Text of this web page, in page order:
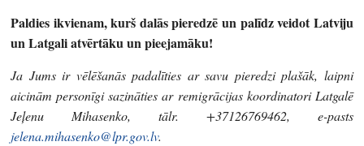
Paldies ikvienam, kurš dalās pieredzē un palīdz veidot Latviju
un Latgali atvērtāku un pieejamāku!
Ja Jums ir vēlēšanās padalīties ar savu pieredzi plašāk, laipni
aicinām personīgi sazināties ar remigrācijas koordinatori Latgalē
Jeļenu Mihasenko, tālr. +37126769462, e-pasts
jelena.mihasenko@lpr.gov.lv.